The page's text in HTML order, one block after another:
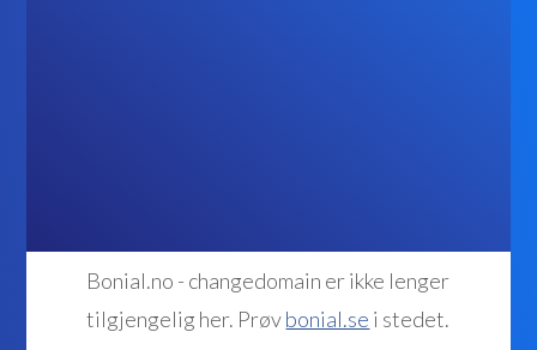
Bonial.no - changedomain er ikke lenger
tilgjengelig her. Prøvbonial.se i stedet.